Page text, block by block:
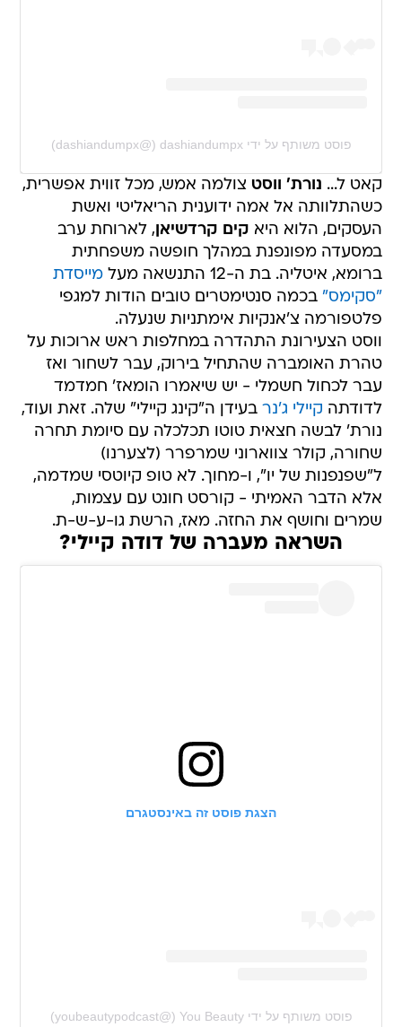
פוסט משותף על ידי ‏‎dashiandumpx‎‏ (@‏‎dashiandumpx‎‏)
קאט ל... נורת' ווסט צולמה אמש, מכל זווית אפשרית,
כשהתלוותה אל אמה ידוענית הריאליטי ואשת
העסקים, הלוא היא קים קרדשיאן, לארוחת ערב
במסעדה מפונפנת במהלך חופשה משפחתית
ברומא, איטליה. בת ה-12 התנשאה מעל
מייסדת
"סקימס" בכמה סנטימטרים טובים הודות למגפי
פלטפורמה צ'אנקיות אימתניות שנעלה.
ווסט הצעירונת התהדרה במחלפות ראש ארוכות על
טהרת האומברה שהתחיל בירוק, עבר לשחור ואז
עבר לכחול חשמלי - יש שיאמרו הומאז' חמדמד
לדודתה קיילי ג'נר בעידן ה"קינג קיילי" שלה. זאת ועוד,
נורת' לבשה חצאית טוטו תכלכלה עם סיומת תחרה
שחורה, קולר צווארוני שמרפרר (לצערנו)
ל"שפנפנות של יו", ו-מחוך. לא טופ קיוטסי שמדמה,
אלא הדבר האמיתי - קורסט חונט עם עצמות,
שמרים וחושף את החזה. מאז, הרשת גו-ע-ש-ת.
השראה מעברה של דודה קיילי?
הצגת פוסט זה באינסטגרם
פוסט משותף על ידי ‏‎You Beauty‎‏ (@‏‎youbeautypodcast‎‏)